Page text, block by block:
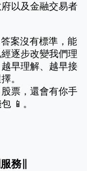
以及金融交易者
案沒有標準，能
逐步改變我們理
早理解、越早接
。
票，還會有你手
📱。
務∥